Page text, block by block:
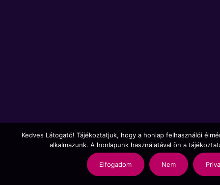
Kedves Látogató! Tájékoztatjuk, hogy a honlap felhasználói
alkalmazunk. A honlapunk használatával ön a
Elfogadom Nem